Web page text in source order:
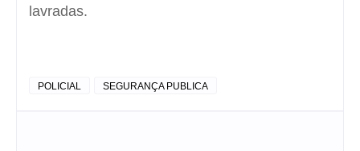
lavradas.
POLICIAL SEGURANÇA PUBLICA